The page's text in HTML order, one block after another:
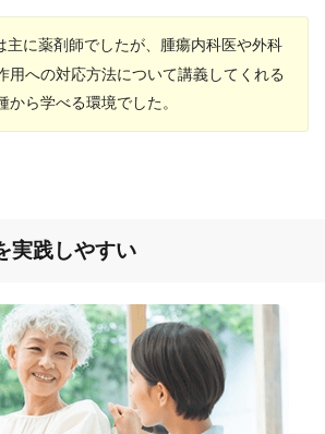
主に薬剤師でしたが、腫瘍内科医や外科
用への対応方法について講義してくれる
から学べる環境でした。
実践しやすい